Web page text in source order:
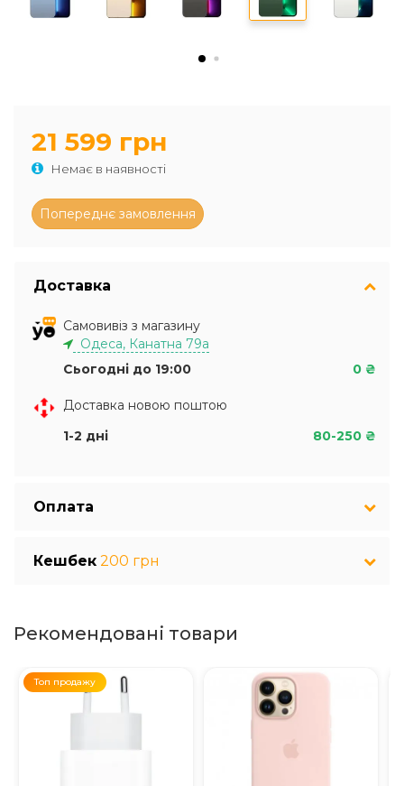
21 599 грн
Немає в наявності
Доставка
Самовивіз з магазину
Одеса, Канатна 79а
Сьогодні до 19:00
0 ₴
Доставка новою поштою
1-2 дні
80-250 ₴
Оплата
Кешбек 200 грн
Рекомендовані товари
Топ продажу